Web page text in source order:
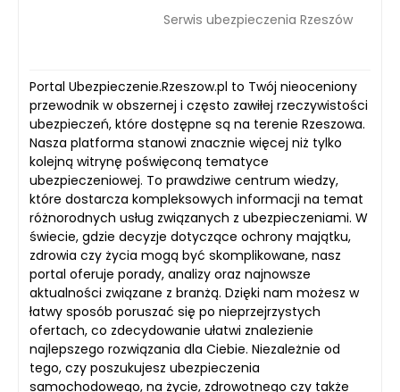
Serwis ubezpieczenia Rzeszów
Portal Ubezpieczenie.Rzeszow.pl to Twój nieoceniony
przewodnik w obszernej i często zawiłej rzeczywistości
ubezpieczeń, które dostępne są na terenie Rzeszowa.
Nasza platforma stanowi znacznie więcej niż tylko
kolejną witrynę poświęconą tematyce
ubezpieczeniowej. To prawdziwe centrum wiedzy,
które dostarcza kompleksowych informacji na temat
różnorodnych usług związanych z ubezpieczeniami. W
świecie, gdzie decyzje dotyczące ochrony majątku,
zdrowia czy życia mogą być skomplikowane, nasz
portal oferuje porady, analizy oraz najnowsze
aktualności związane z branżą. Dzięki nam możesz w
łatwy sposób poruszać się po nieprzejrzystych
ofertach, co zdecydowanie ułatwi znalezienie
najlepszego rozwiązania dla Ciebie. Niezależnie od
tego, czy poszukujesz ubezpieczenia
samochodowego, na życie, zdrowotnego czy także